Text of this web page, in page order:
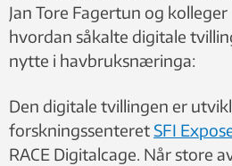
Jan Tore Fagertun og
hvordan såkalte digitale
nytte i havbruksnæringa:
Den digitale tvillingen er
forskningssenteretSFI
RACE Digitalcage. Når store